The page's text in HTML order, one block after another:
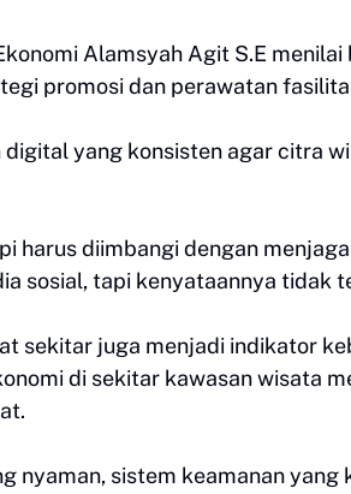
Alamsyah Agit S.E
promosi dan perawatan
yang konsisten agar citra
harus diimbangi dengan
sosial, tapi kenyataannya tidak
sekitar juga menjadi indikator
di sekitar kawasan wisata
nyaman, sistem keamanan